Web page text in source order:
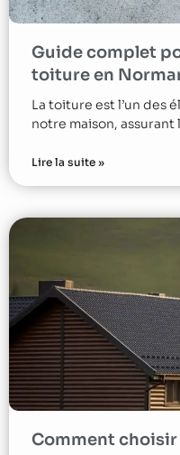
Guide complet
toiture en
La toiture est l’un des
notre maison,
Lire la suite »
Comment